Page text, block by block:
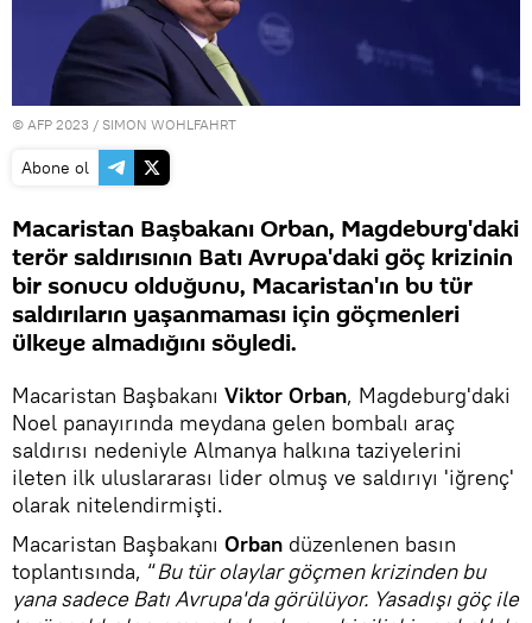
© AFP 2023 / SIMON WOHLFAHRT
Abone ol
Macaristan Başbakanı Orban, Magdeburg'daki
terör saldırısının Batı Avrupa'daki göç krizinin
bir sonucu olduğunu, Macaristan'ın bu tür
saldırıların yaşanmaması için göçmenleri
ülkeye almadığını söyledi.
Macaristan Başbakanı Viktor Orban, Magdeburg'daki
Noel panayırında meydana gelen bombalı araç
saldırısı nedeniyle Almanya halkına taziyelerini
ileten ilk uluslararası lider olmuş ve saldırıyı 'iğrenç'
olarak nitelendirmişti.
Macaristan Başbakanı Orban düzenlenen basın
toplantısında, “Bu tür olaylar göçmen krizinden bu
yana sadece Batı Avrupa'da görülüyor. Yasadışı göç ile